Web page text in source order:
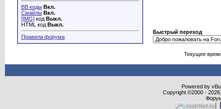
BB коды Вкл.
Смайлы Вкл.
[IMG] код Выкл.
HTML код Выкл.
Правила форума
Быстрый переход
Текущее
Powered by
Copyright ©2000 -